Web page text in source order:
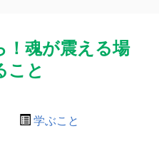
！魂が震える場
こと
学ぶこと